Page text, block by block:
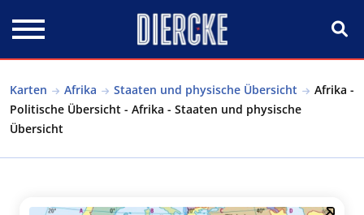
Karten Afrika Staaten und physische Übersicht
Afrika -
Politische Übersicht - Afrika - Staaten und physische
Übersicht